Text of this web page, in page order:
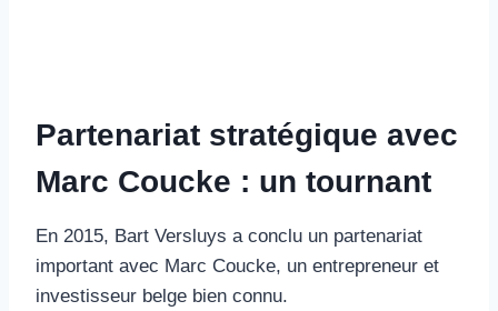
Partenariat stratégique avec
Marc Coucke : un tournant
En 2015, Bart Versluys a conclu un partenariat
important avec Marc Coucke, un entrepreneur et
investisseur belge bien connu.